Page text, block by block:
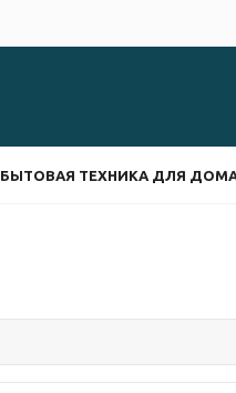
БЫТОВАЯ ТЕХНИКА ДЛЯ